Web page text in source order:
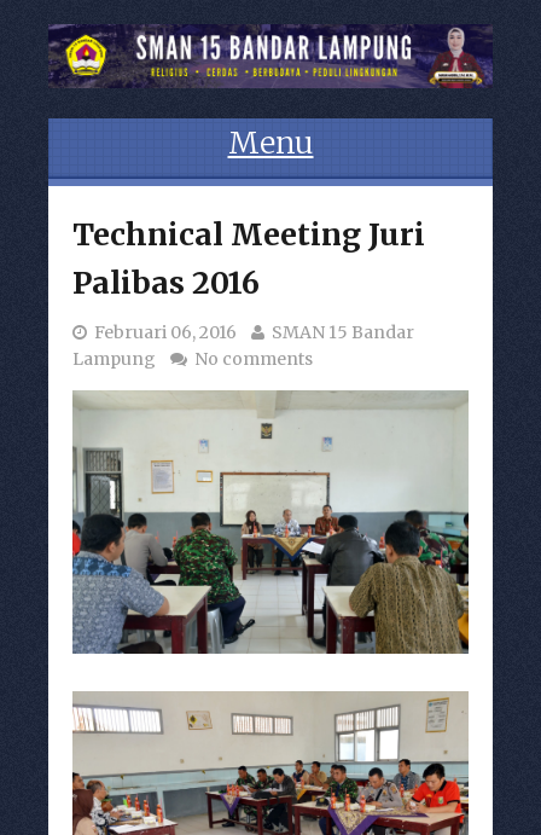
Menu
Technical Meeting Juri
Palibas 2016
Februari 06, 2016
SMAN 15 Bandar
Lampung
No comments